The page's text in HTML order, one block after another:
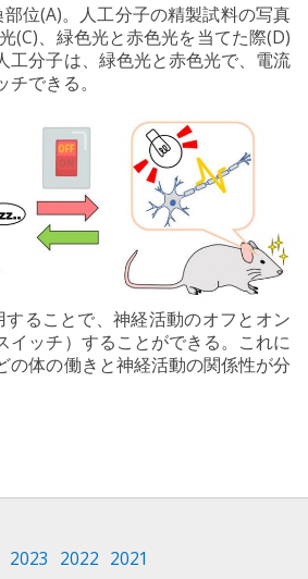
位(A)。人工分子の精製試料の写真
(C)、緑色光と赤色光を当てた際(D)
工分子は、緑色光と赤色光で、電流
できる。
ることで、神経活動のオフとオン
イッチ）することができる。これに
の体の働きと神経活動の関係性が分
2023 2022 2021